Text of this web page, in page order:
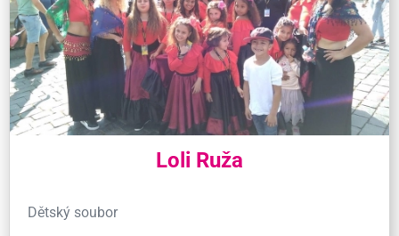
Loli Ruža
Dětský soubor